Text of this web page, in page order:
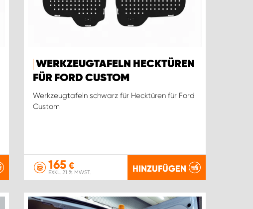
WERKZEUGTAFELN HECKTÜREN
FÜR FORD CUSTOM
Werkzeugtafeln schwarz für Hecktüren für Ford
Custom
165 €
EXKL. 21 % MWST. HINZUFÜGEN